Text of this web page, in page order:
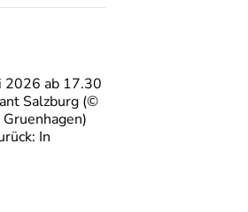
2026 ab 17.30
Salzburg (©
In